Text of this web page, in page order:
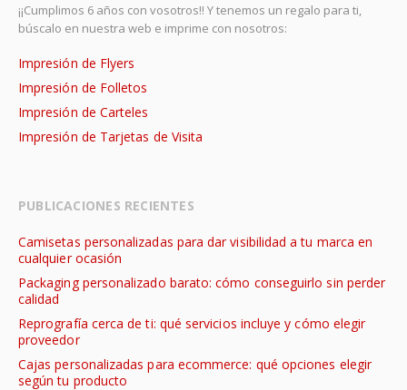
¡¡Cumplimos 6 años con vosotros!! Y tenemos un regalo para ti,
búscalo en nuestra web e imprime con nosotros:
Impresión de Flyers
Impresión de Folletos
Impresión de Carteles
Impresión de Tarjetas de Visita
PUBLICACIONES RECIENTES
Camisetas personalizadas para dar visibilidad a tu marca en
cualquier ocasión
Packaging personalizado barato: cómo conseguirlo sin perder
calidad
Reprografía cerca de ti: qué servicios incluye y cómo elegir
proveedor
Cajas personalizadas para ecommerce: qué opciones elegir
según tu producto